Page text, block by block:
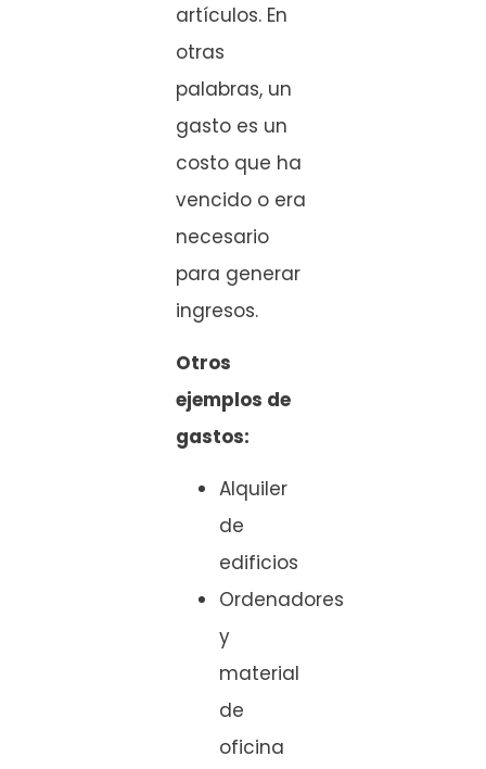
artículos. En
otras
palabras, un
gasto es un
costo que ha
vencido o era
necesario
para generar
ingresos.
Otros
ejemplos de
gastos:
Alquiler
de
edificios
Ordenadores
y
material
de
oficina